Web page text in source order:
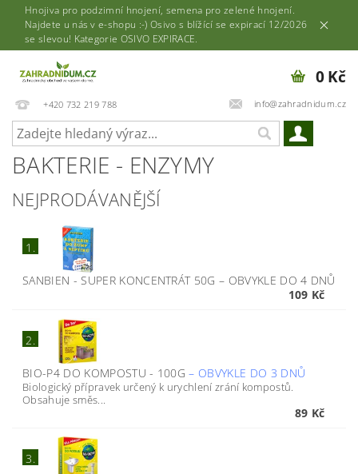
Hnojiva pro podzimní hnojení, semena pro zelené hnojení.
Najdete u nás v e-shopu :-) Osivo s blížící se expirací 12/2026
se slevou! Kategorie OSIVO EXPIRACE.
+420 732 219 788 info@zahradnidum.cz
0 Kč
BAKTERIE - ENZYMY
NEJPRODÁVANĚJŠÍ
1.
SANBIEN - SUPER KONCENTRÁT 50G– OBVYKLE DO 4 DNŮ
109 Kč
2.
BIO-P4 DO KOMPOSTU - 100G– OBVYKLE DO 3 DNŮ
Biologický přípravek určený k urychlení zrání kompostů.
Obsahuje směs...
89 Kč
3.